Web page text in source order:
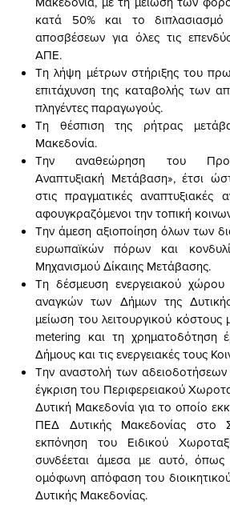
κατά 50% και το
αποσβέσεων για όλες τις
ΑΠΕ.
Τη λήψη μέτρων στήριξης του
επιτάχυνση της καταβολής των
πληγέντες παραγωγούς.
Τη θέσπιση της ρήτρας
Μακεδονία.
Την αναθεώρηση του
Αναπτυξιακή Μετάβαση», έτσι
στις πραγματικές αναπτυξιακές
αφουγκραζόμενοι την τοπική
Την άμεση αξιοποίηση όλων των
ευρωπαϊκών πόρων και
Μηχανισμού Δίκαιης Μετάβασης.
Τη δέσμευση ενεργειακού
αναγκών των Δήμων της
μείωση του λειτουργικού
metering και τη
Δήμους και τις ενεργειακές τους
Την αναστολή των
έγκριση του Περιφερειακού
Δυτική Μακεδονία για το οποίο
ΠΕΔ Δυτικής Μακεδονίας στο
εκπόνηση του Ειδικού
συνδέεται άμεσα με αυτό, όπως
ομόφωνη απόφαση του
Δυτικής Μακεδονίας.